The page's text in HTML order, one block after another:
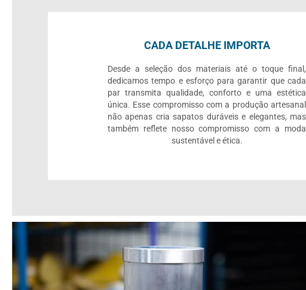
CADA DETALHE IMPORTA
Desde a seleção dos materiais até o toque final,
dedicamos tempo e esforço para garantir que cada
par transmita qualidade, conforto e uma estética
única. Esse compromisso com a produção artesanal
não apenas cria sapatos duráveis e elegantes, mas
também reflete nosso compromisso com a moda
sustentável e ética.